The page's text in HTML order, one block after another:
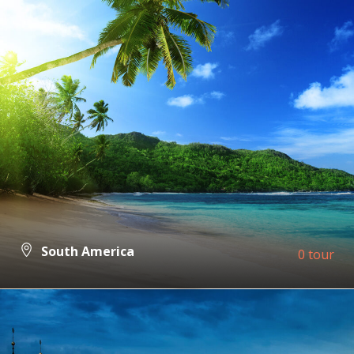
South America 0 tour
VIEW ALL TOURS